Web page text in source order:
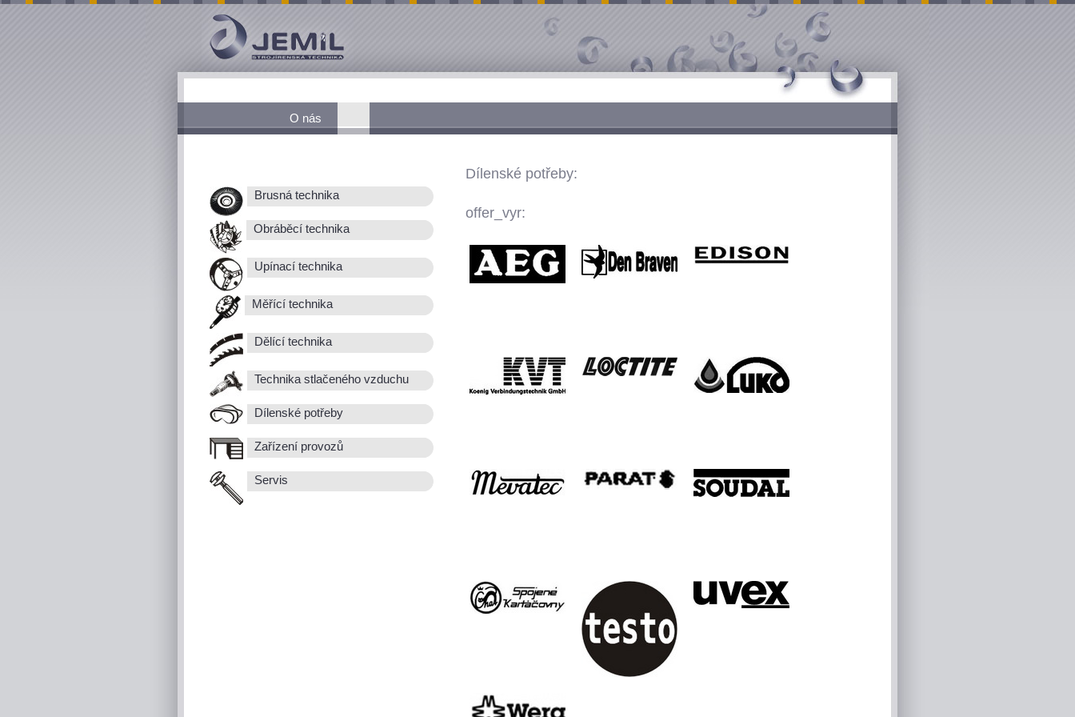
O nás
Brusná technika
Obráběcí technika
Upínací technika
Měřící technika
Dělící technika
Technika stlačeného vzduchu
Dílenské potřeby
Zařízení provozů
Servis
Dílenské potřeby:
offer_vyr: